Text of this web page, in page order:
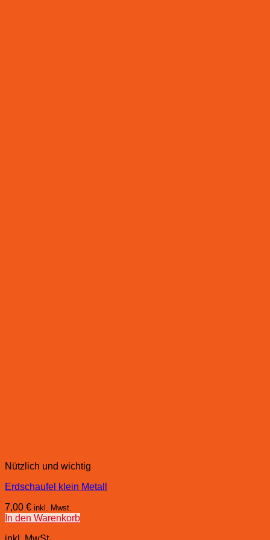
Nützlich und wichtig
Erdschaufel klein Metall
7,00 € inkl. Mwst.
In den Warenkorb